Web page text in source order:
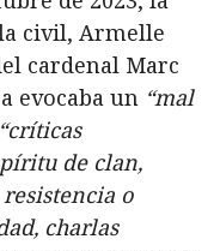
civil, Armelle
cardenal Marc
evocaba un “mal
“críticas
de clan,
o
charlas